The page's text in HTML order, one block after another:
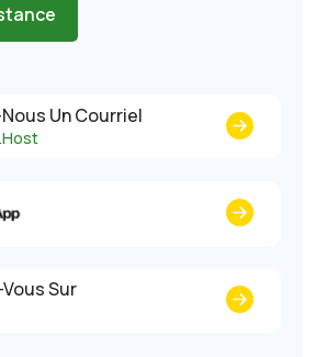
Un Courriel
Sur